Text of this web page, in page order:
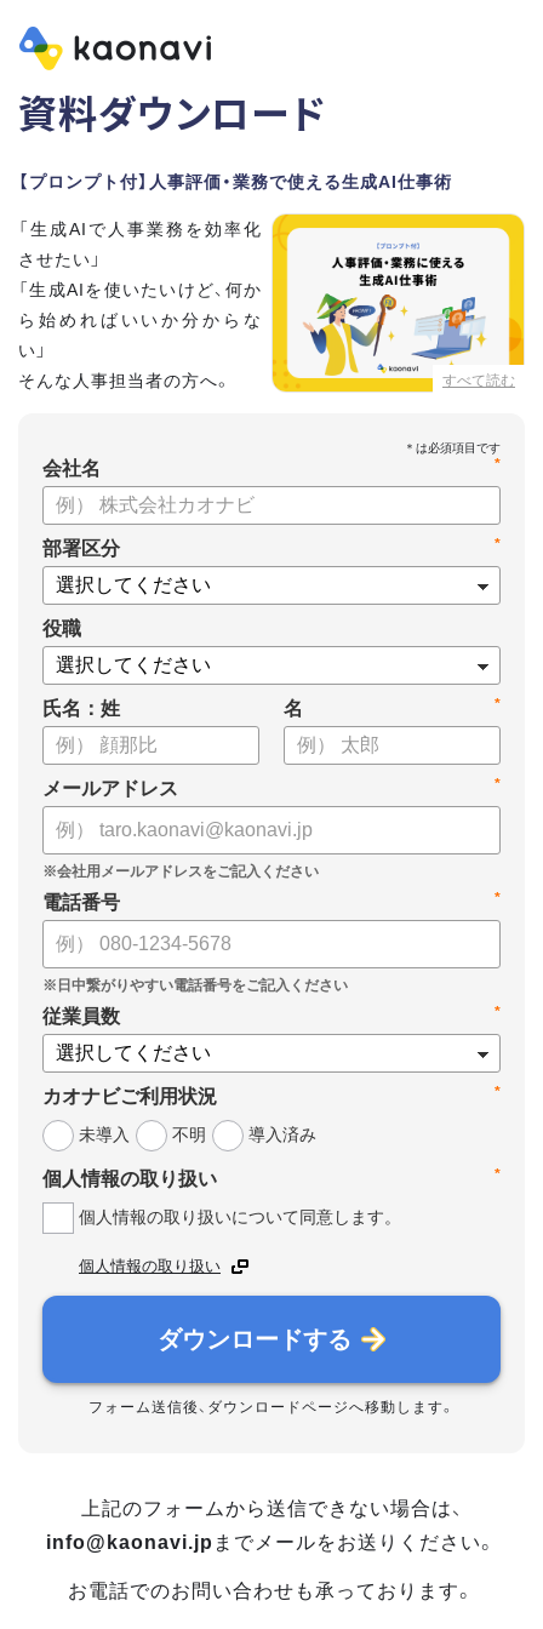
資料ダウンロード
【プロンプト付】人事評価・業務で使える生成AI仕事術
すべて読む
「生成AIで人事業務を効率化
させたい」
「生成AIを使いたいけど、何か
ら始めればいいか分からな
い」
そんな人事担当者の方へ。
本資料では、人事担当者300名の実態調査をもとに現場ですぐ
に役立つ生成AI活用術を紹介しています。
生成AI利用時のポイントや注意事項もまとめているため、これ
から始める方も安心です。評価シートフォーマットの作成や素
案の生成など、コピペで使えるプロンプトも収録！
生成AIを「壁打ち相手」や「作業アシスタント」にして、明日か
らの人事業務を効率化してみませんか？
【資料の内容】
・人事担当者に聞いた「生成AI活用に関する実態調査」
・生成AI利用における注意点やルール
・今日から使えるプロンプト集（人事評価、エンゲージメント業
務）
*
会社名
*
部署区分
役職
氏名：姓 *
名
*
メールアドレス
*
電話番号
*
従業員数
*
カオナビご利用状況
未導入
不明 導入済み
*
個人情報の取り扱い
個人情報の取り扱いについて同意します。
個人情報の取り扱い
ダウンロードする
フォーム送信後、ダウンロードページへ移動します。
上記のフォームから送信できない場合は、
info@kaonavi.jp までメールをお送りください。
お電話でのお問い合わせも承っております。